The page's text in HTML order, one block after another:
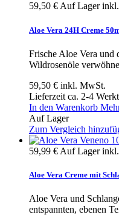
59,50 €Auf Lager
Aloe Vera 24H Creme
Frische Aloe Vera und
Wildrosenöle
59,50 € inkl. MwSt.
Lieferzeit ca. 2-4
In den Warenkorb
Auf Lager
Zum Vergleich
59,99 € Auf Lager
Aloe Vera Creme mit
Aloe Vera und
entspannten, ebenen